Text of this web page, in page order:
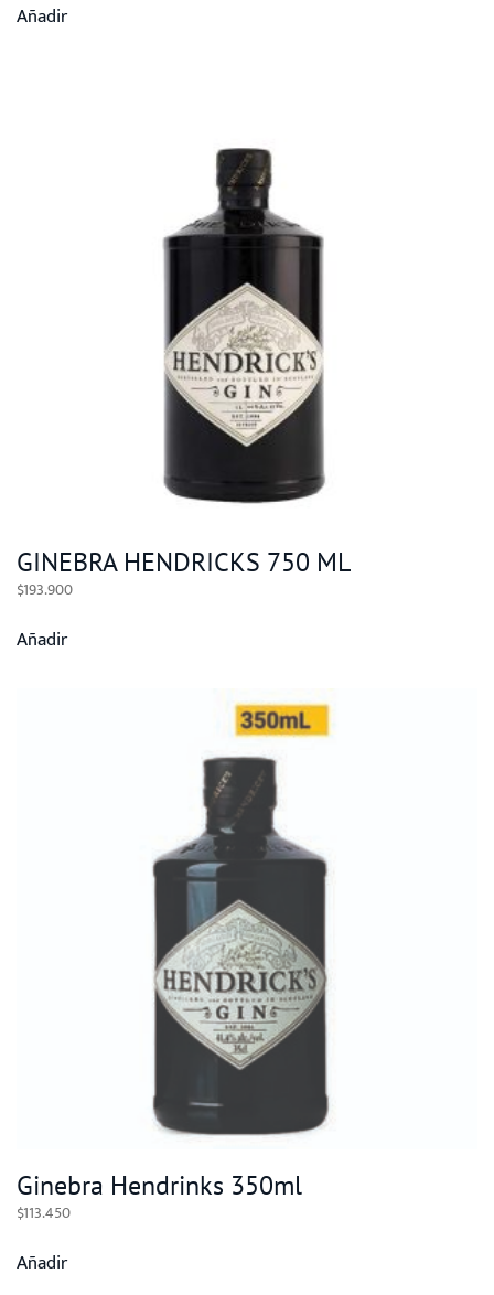
Añadir
GINEBRA HENDRICKS 750 ML
$193.900
Añadir
Ginebra Hendrinks 350ml
$113.450
Añadir